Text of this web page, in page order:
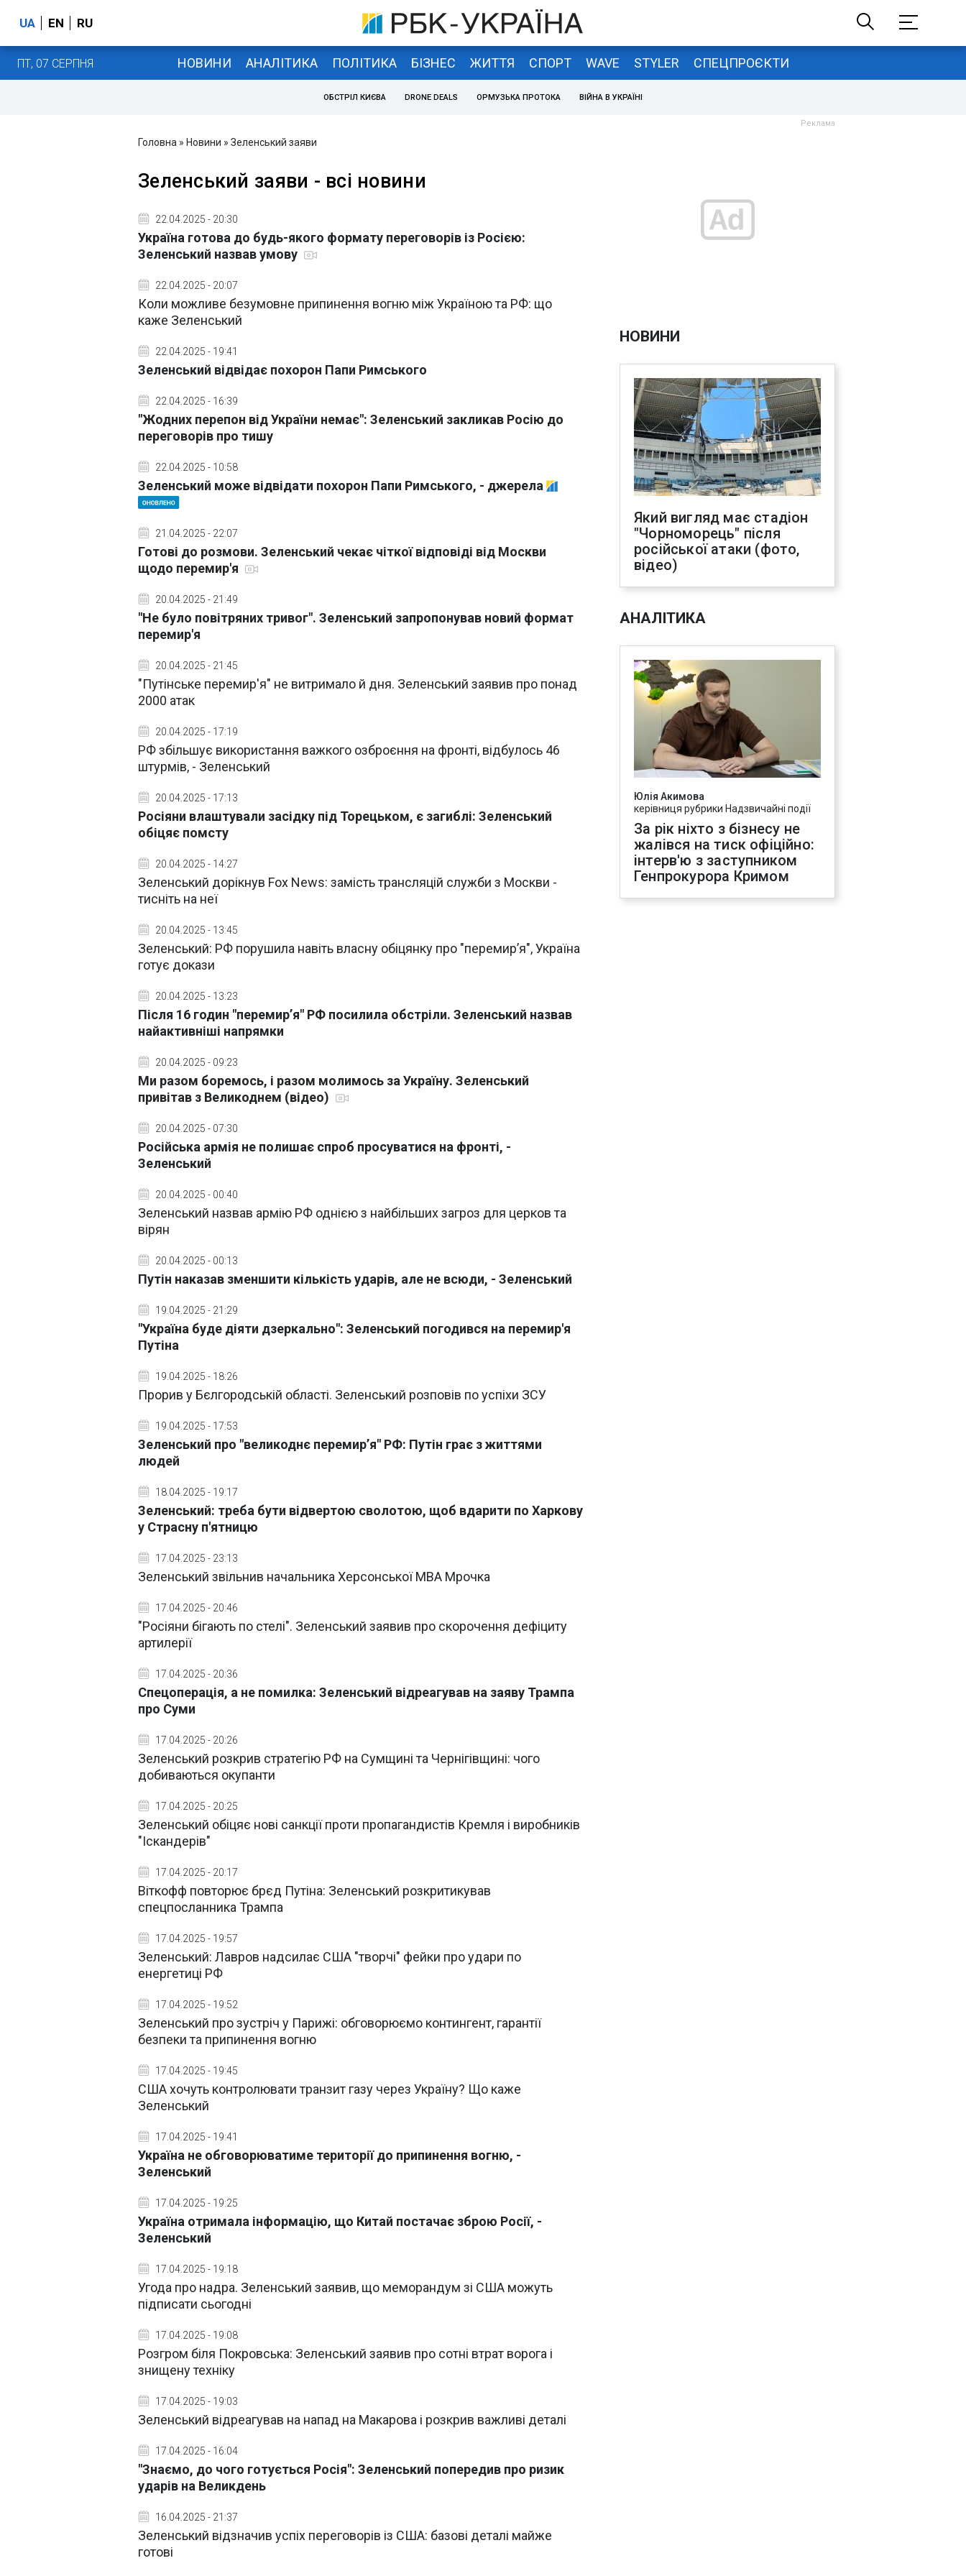
UA EN RU
ПТ, 07 СЕРПНЯ НОВИНИ АНАЛІТИКА ПОЛІТИКА БІЗНЕС ЖИТТЯ СПОРТ WAVE STYLER СПЕЦПРОЄКТИ
ОБСТРІЛ КИЄВА DRONE DEALS ОРМУЗЬКА ПРОТОКА ВІЙНА В УКРАЇНІ
Головна » Новини » Зеленський заяви
Зеленський заяви - всі новини
22.04.2025 - 20:30
Україна готова до будь-якого формату переговорів із Росією:
Зеленський назвав умову
22.04.2025 - 20:07
Коли можливе безумовне припинення вогню між Україною та РФ: що
каже Зеленський
22.04.2025 - 19:41
Зеленський відвідає похорон Папи Римського
22.04.2025 - 16:39
"Жодних перепон від України немає": Зеленський закликав Росію до
переговорів про тишу
22.04.2025 - 10:58
Зеленський може відвідати похорон Папи Римського, - джерела
21.04.2025 - 22:07
Готові до розмови. Зеленський чекає чіткої відповіді від Москви
щодо перемир'я
20.04.2025 - 21:49
"Не було повітряних тривог". Зеленський запропонував новий формат
перемир'я
20.04.2025 - 21:45
"Путінське перемир'я" не витримало й дня. Зеленський заявив про понад
2000 атак
20.04.2025 - 17:19
РФ збільшує використання важкого озброєння на фронті, відбулось 46
штурмів, - Зеленський
20.04.2025 - 17:13
Росіяни влаштували засідку під Торецьком, є загиблі: Зеленський
обіцяє помсту
20.04.2025 - 14:27
Зеленський дорікнув Fox News: замість трансляцій служби з Москви -
тисніть на неї
20.04.2025 - 13:45
Зеленський: РФ порушила навіть власну обіцянку про "перемир’я", Україна
готує докази
20.04.2025 - 13:23
Після 16 годин "перемир’я" РФ посилила обстріли. Зеленський назвав
найактивніші напрямки
20.04.2025 - 09:23
Ми разом боремось, і разом молимось за Україну. Зеленський
привітав з Великоднем (відео)
20.04.2025 - 07:30
Російська армія не полишає спроб просуватися на фронті, -
Зеленський
20.04.2025 - 00:40
Зеленський назвав армію РФ однією з найбільших загроз для церков та
вірян
20.04.2025 - 00:13
Путін наказав зменшити кількість ударів, але не всюди, - Зеленський
19.04.2025 - 21:29
"Україна буде діяти дзеркально": Зеленський погодився на перемир'я
Путіна
19.04.2025 - 18:26
Прорив у Бєлгородській області. Зеленський розповів по успіхи ЗСУ
19.04.2025 - 17:53
Зеленський про "великоднє перемир’я" РФ: Путін грає з життями
людей
18.04.2025 - 19:17
Зеленський: треба бути відвертою сволотою, щоб вдарити по Харкову
у Страсну п'ятницю
17.04.2025 - 23:13
Зеленський звільнив начальника Херсонської МВА Мрочка
17.04.2025 - 20:46
"Росіяни бігають по стелі". Зеленський заявив про скорочення дефіциту
артилерії
17.04.2025 - 20:36
Спецоперація, а не помилка: Зеленський відреагував на заяву Трампа
про Суми
17.04.2025 - 20:26
Зеленський розкрив стратегію РФ на Сумщині та Чернігівщині: чого
добиваються окупанти
17.04.2025 - 20:25
Зеленський обіцяє нові санкції проти пропагандистів Кремля і виробників
"Іскандерів"
17.04.2025 - 20:17
Віткофф повторює брєд Путіна: Зеленський розкритикував
спецпосланника Трампа
17.04.2025 - 19:57
Зеленський: Лавров надсилає США "творчі" фейки про удари по
енергетиці РФ
17.04.2025 - 19:52
Зеленський про зустріч у Парижі: обговорюємо контингент, гарантії
безпеки та припинення вогню
17.04.2025 - 19:45
США хочуть контролювати транзит газу через Україну? Що каже
Зеленський
17.04.2025 - 19:41
Україна не обговорюватиме території до припинення вогню, -
Зеленський
17.04.2025 - 19:25
Україна отримала інформацію, що Китай постачає зброю Росії, -
Зеленський
17.04.2025 - 19:18
Угода про надра. Зеленський заявив, що меморандум зі США можуть
підписати сьогодні
17.04.2025 - 19:08
Розгром біля Покровська: Зеленський заявив про сотні втрат ворога і
знищену техніку
17.04.2025 - 19:03
Зеленський відреагував на напад на Макарова і розкрив важливі деталі
17.04.2025 - 16:04
"Знаємо, до чого готується Росія": Зеленський попередив про ризик
ударів на Великдень
16.04.2025 - 21:37
Зеленський відзначив успіх переговорів із США: базові деталі майже
готові
НОВИНИ
Який вигляд має стадіон
"Чорноморець" після
російської атаки (фото,
відео)
АНАЛІТИКА
Юлія Акимова
керівниця рубрики Надзвичайні події
За рік ніхто з бізнесу не
жалівся на тиск офіційно:
інтерв'ю з заступником
Генпрокурора Кримом